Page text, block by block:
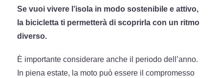
Se vuoi vivere l’isola in modo sostenibile e attivo,
la bicicletta ti permetterà di scoprirla con un ritmo
diverso.
È importante considerare anche il periodo dell’anno.
In piena estate, la moto può essere il compromesso